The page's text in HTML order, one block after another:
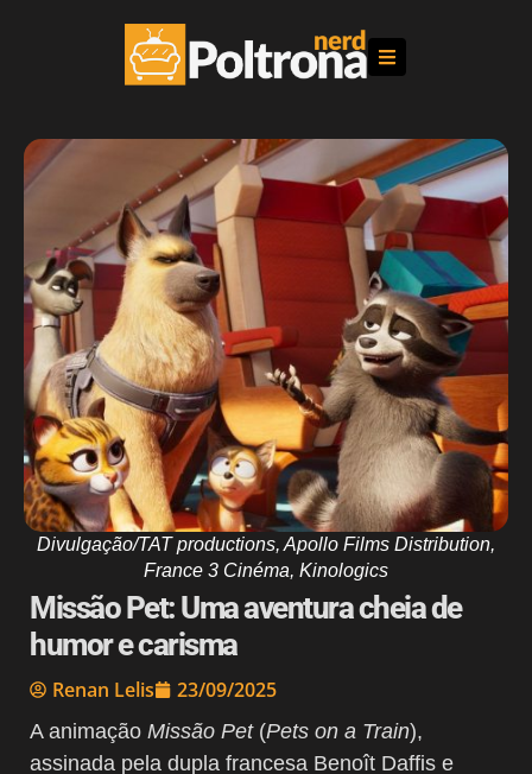
Divulgação/TAT productions, Apollo Films Distribution,
France 3 Cinéma, Kinologics
Missão Pet: Uma aventura cheia de
humor e carisma
Renan Lelis 23/09/2025
A animação Missão Pet(Pets on a Train),
assinada pela dupla francesa Benoît Daffis e